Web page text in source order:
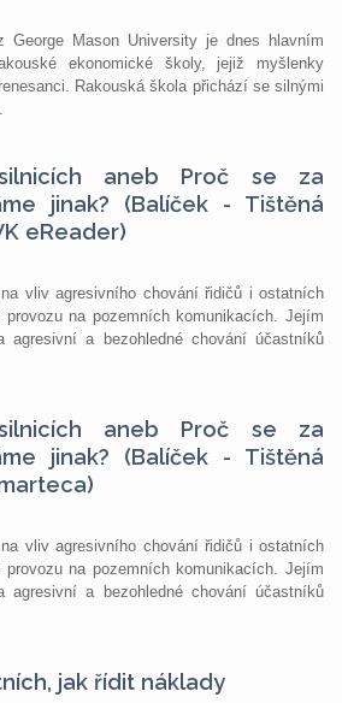
George Mason University je dnes hlavním
ekonomické školy, jejiž myšlenky
Rakouská škola přichází se silnými
aneb Proč se za
jinak? (Balíček - Tištěná
eReader)
vliv agresivního chování řidičů i ostatních
na pozemních komunikacích. Jejím
agresivní a bezohledné chování účastníků
aneb Proč se za
jinak? (Balíček - Tištěná
vliv agresivního chování řidičů i ostatních
na pozemních komunikacích. Jejím
agresivní a bezohledné chování účastníků
jak řídit náklady